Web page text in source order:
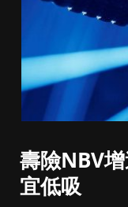
壽險NBV
宜低吸